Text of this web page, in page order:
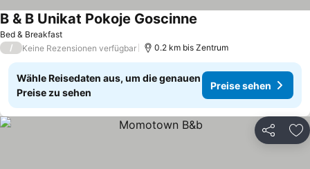
Bed & Breakfast
B & B Unikat Pokoje Goscinne
/ Keine Rezensionen verfügbar 0.2 km bis Zentrum
Wähle Reisedaten aus, um die genauen
Preise zu sehen
Preise sehen
Teilen